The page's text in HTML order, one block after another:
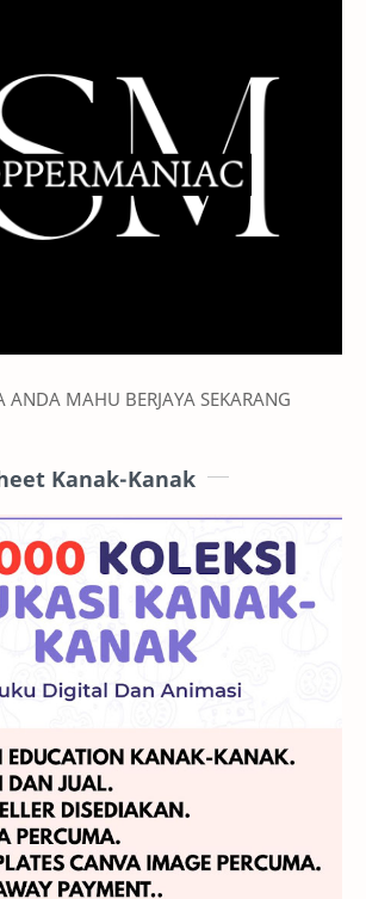
ANDA MAHU BERJAYA SEKARANG
Kanak-Kanak